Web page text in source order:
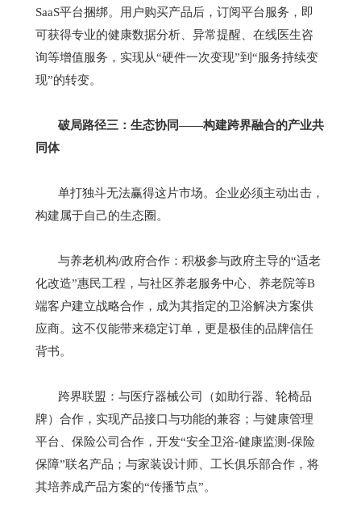
SaaS平台捆绑。用户购买产品后，订阅平台服务，即
可获得专业的健康数据分析、异常提醒、在线医生咨
询等增值服务，实现从“硬件一次变现”到“服务持续变
现”的转变。
破局路径三：生态协同——构建跨界融合的产业共
同体
单打独斗无法赢得这片市场。企业必须主动出击，
构建属于自己的生态圈。
与养老机构/政府合作：积极参与政府主导的“适老
化改造”惠民工程，与社区养老服务中心、养老院等B
端客户建立战略合作，成为其指定的卫浴解决方案供
应商。这不仅能带来稳定订单，更是极佳的品牌信任
背书。
跨界联盟：与医疗器械公司（如助行器、轮椅品
牌）合作，实现产品接口与功能的兼容；与健康管理
平台、保险公司合作，开发“安全卫浴-健康监测-保险
保障”联名产品；与家装设计师、工长俱乐部合作，将
其培养成产品方案的“传播节点”。